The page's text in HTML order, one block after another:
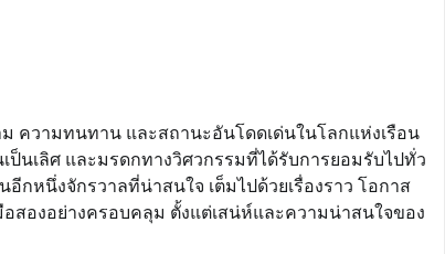
ความทนทาน และสถานะอันโดดเด่นในโลกแห่งเรือน
ป็นเลิศ และมรดกทางวิศวกรรมที่ได้รับการยอมรับไปทั่ว
กหนึ่งจักรวาลที่น่าสนใจ เต็มไปด้วยเรื่องราว โอกาส
องอย่างครอบคลุม ตั้งแต่เสน่ห์และความน่าสนใจของ